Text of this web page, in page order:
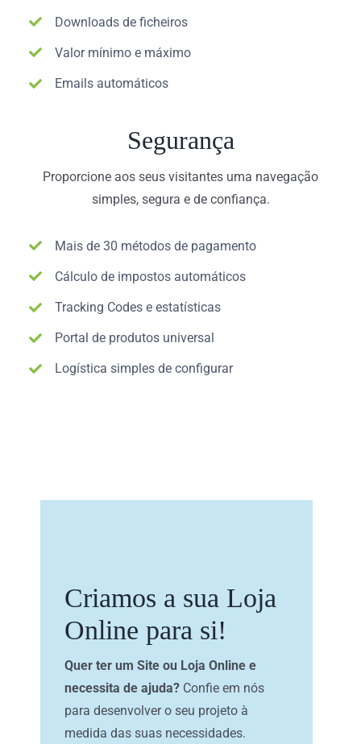
Downloads de ficheiros
Valor mínimo e máximo
Emails automáticos
Segurança
Proporcione aos seus visitantes uma navegação
simples, segura e de confiança.
Mais de 30 métodos de pagamento
Cálculo de impostos automáticos
Tracking Codes e estatísticas
Portal de produtos universal
Logística simples de configurar
Criamos a sua Loja
Online para si!
Quer ter um Site ou Loja Online e
necessita de ajuda? Confie em nós
para desenvolver o seu projeto à
medida das suas necessidades.